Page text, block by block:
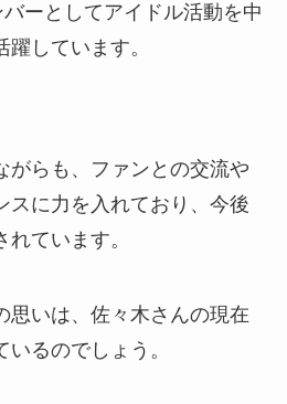
ーとしてアイドル活動を中
しています。
がらも、ファンとの交流や
スに力を入れており、今後
ています。
思いは、佐々木さんの現在
るのでしょう。